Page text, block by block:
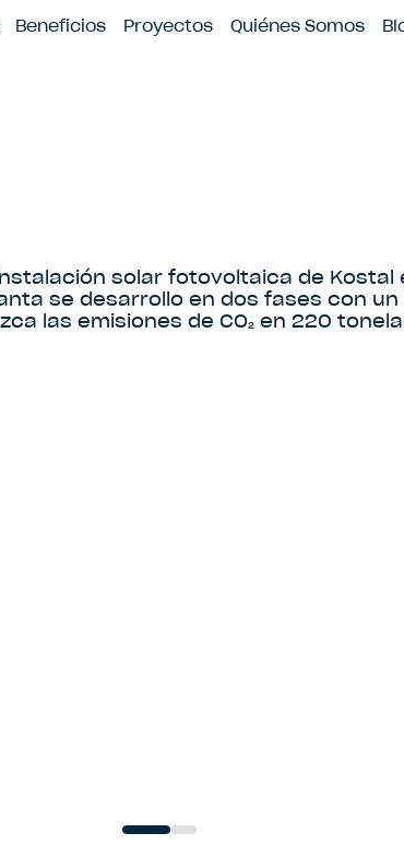
Beneficios Proyectos Quiénes Somos
solar fotovoltaica de Kostal
se desarrollo en dos fases con
las emisiones de CO₂ en 220